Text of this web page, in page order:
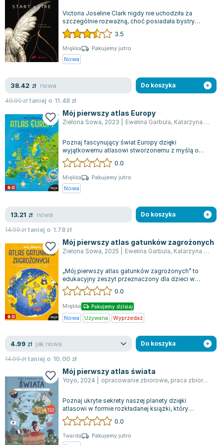
Zygmunt Freud
Agata Passent
Michel Moran
Maciej Orłoś
Jo Nesbo
Antoine de Saint Exupery
Lew Tołstoj
Mark Twain
Marcin Meller
Paulina Młynarska
ks. Piotr Pawlukiewicz
Jarosław Sokołowski
Piotr Latocha
Michael Scott
Jarosław Iwaszkiewicz
Joseph Murphy
Jan Sztaudynger
Aleksander Puszkin
Oscar Wilde
Małgorzata Ohme
Maddie Ziegler
Leszek Czarnecki
Joanna Racewicz
Janina Zającówna
Eric Helms
Anna Prus (oprac.)
Nela Mała Reporterka
Agnieszka Maciąg
Barbara Wrzesińska
Terry Pratchett
Virginia Woolf
Victoria Joseline Clark nigdy nie uchodziła za
szczególnie rozważną, choć posiadała bystry
umysł. Przez siedemnaście lat prowadził...
3.5
Miękka
Pakujemy jutro
Nowa
38.42 zł nowa
49.90złtaniej o 11.48 zł
Do koszyka
Mój pierwszy atlas Europy
Zielona Sowa, 2023 Ewelina Garbula, Katarzyna Żak
Poznaj fascynujący świat Europy dzięki
wyjątkowemu atlasowi stworzonemu z myślą o
najmłodszych odkrywcach! Ta niezwykle barwna i
a...
0.0
Miękka
Pakujemy jutro
Nowa
13.21 zł nowa
14.99złtaniej o 1.78zł
Do koszyka
Mój pierwszy atlas gatunków zagrożonych
Zielona Sowa, 2025 Ewelina Garbula, Katarzyna Żak
„Mój pierwszy atlas gatunków zagrożonych” to
edukacyjny zeszyt przeznaczony dla dzieci w
wieku wczesnoszkolnym. Każda strona książ...
0.0
Miękka Pakujemy dzisiaj
Nowa Używana Wyprzedaż
4.99 zł jak nowa
14.99złtaniej o 10.00 zł
Do koszyka
Mój pierwszy atlas świata
Yoyo, 2024 opracowanie zbiorowe, praca zbiorowa
Poznaj ukryte sekrety naszej planety dzięki
atlasowi w formie rozkładanej książki, który
obfituje w zadziwiające fakty i interesuj...
0.0
Twarda
Pakujemy jutro